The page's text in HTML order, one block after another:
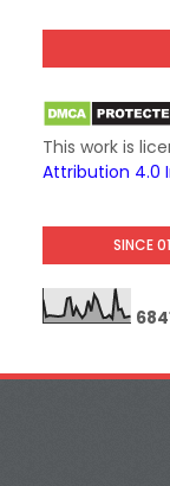
This work is
Attribution 4.0
SINCE
684